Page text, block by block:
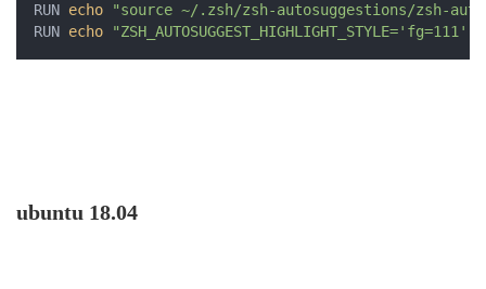
RUN echo
"source ~/.zsh/zsh-autosuggestions/zsh-
RUN echo "ZSH_AUTOSUGGEST_HIGHLIGHT_STYLE='fg=111'"
ubuntu 18.04